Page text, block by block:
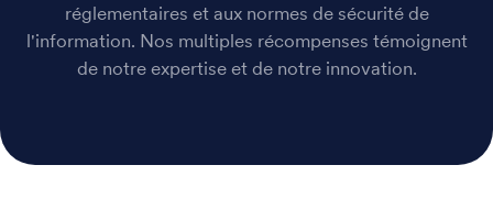
réglementaires et aux normes de sécurité de
l'information. Nos multiples récompenses témoignent
de notre expertise et de notre innovation.